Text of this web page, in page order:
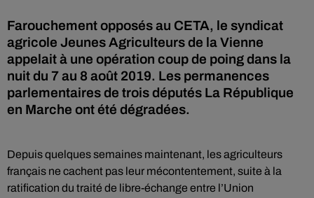
Farouchement opposés au CETA, le syndicat
agricole Jeunes Agriculteurs de la Vienne
appelait à une opération coup de poing dans la
nuit du 7 au 8 août 2019. Les permanences
parlementaires de trois députés La République
en Marche ont été dégradées.
Depuis quelques semaines maintenant, les agriculteurs
français ne cachent pas leur mécontentement, suite à la
ratification du traité de libre-échange entre l’Union